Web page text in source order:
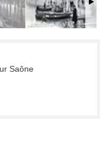
Saône